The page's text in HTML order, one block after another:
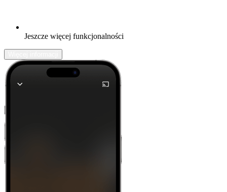
Jeszcze więcej funkcjonalności